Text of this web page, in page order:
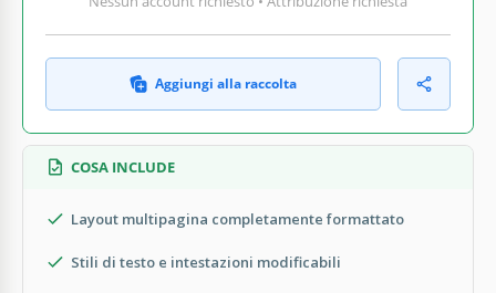
Aggiungi alla raccolta
COSA INCLUDE
Layout multipagina completamente formattato
Stili di testo e intestazioni modificabili